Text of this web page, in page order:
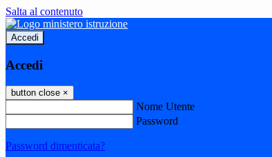
Salta al contenuto
Accedi
Accedi
button close ×
Nome Utente
Password
Password dimenticata?